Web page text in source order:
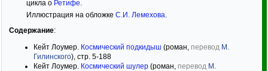
цикла о Ретифе.
Иллюстрация на обложке С.И. Лемехова.
Содержание:
Кейт Лоумер. Космический подкидыш (роман, перевод М.
Гилинского), стр. 5-188
Кейт Лоумер. Космический шулер (роман, перевод М.